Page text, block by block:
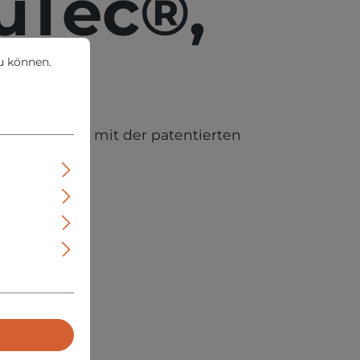
mit der patentierten
Mehr Informationen ...
können.